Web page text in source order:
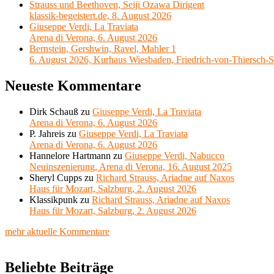
Strauss und Beethoven, Seiji Ozawa Dirigent
klassik-begeistert.de, 8. August 2026
Giuseppe Verdi, La Traviata
Arena di Verona, 6. August 2026
Bernstein, Gershwin, Ravel, Mahler 1
6. August 2026, Kurhaus Wiesbaden, Friedrich-von-Thiersch-
Neueste Kommentare
Dirk Schauß zu Giuseppe Verdi, La Traviata
Arena di Verona, 6. August 2026
P. Jahreis zu Giuseppe Verdi, La Traviata
Arena di Verona, 6. August 2026
Hannelore Hartmann zu Giuseppe Verdi, Nabucco
Neuinszenierung, Arena di Verona, 16. August 2025
Sheryl Cupps zu Richard Strauss, Ariadne auf Naxos
Haus für Mozart, Salzburg, 2. August 2026
Klassikpunk zu Richard Strauss, Ariadne auf Naxos
Haus für Mozart, Salzburg, 2. August 2026
mehr aktuelle Kommentare
Beliebte Beiträge